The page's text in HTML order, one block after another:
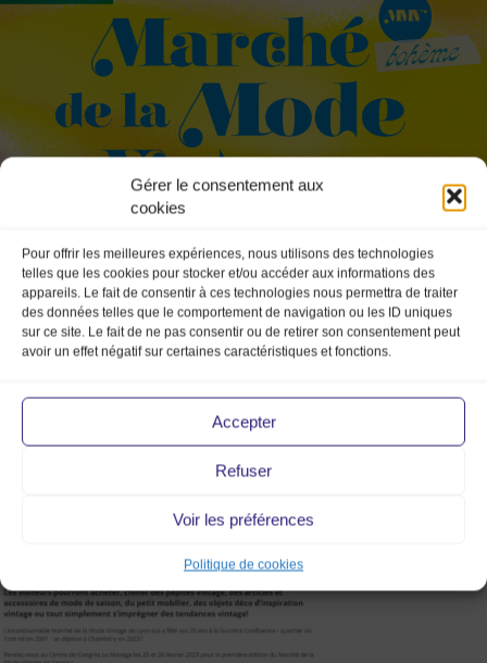
Gérer le consentement aux
cookies
Pour offrir les meilleures expériences, nous utilisons des technologies
telles que les cookies pour stocker et/ou accéder aux informations des
appareils. Le fait de consentir à ces technologies nous permettra de traiter
des données telles que le comportement de navigation ou les ID uniques
sur ce site. Le fait de ne pas consentir ou de retirer son consentement peut
avoir un effet négatif sur certaines caractéristiques et fonctions.
Accepter
Refuser
Voir les préférences
Politique de cookies
chambéry.fr – marché de la
mode vintage – chambéry –
centre des congrès – le manège
– février – savoie